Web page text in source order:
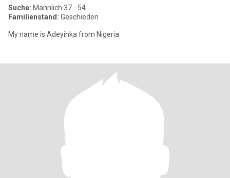
Suche: Männlich 37 - 54
Familienstand: Geschieden
My name is Adeyinka from Nigeria